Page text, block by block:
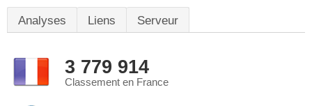
Analyses Liens Serveur
3 779 914
Classement en France